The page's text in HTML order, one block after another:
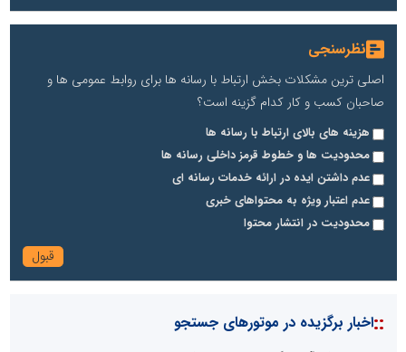
نظرسنجی
اصلی ترین مشکلات بخش ارتباط با رسانه ها برای روابط عمومی ها و
صاحبان کسب و کار کدام گزینه است؟
هزینه های بالای ارتباط با رسانه ها
محدودیت ها و خطوط قرمز داخلی رسانه ها
عدم داشتن ایده در ارائه خدمات رسانه ای
عدم اعتبار ویژه به محتواهای خبری
محدودیت در انتشار محتوا
::اخبار برگزیده در موتورهای جستجو